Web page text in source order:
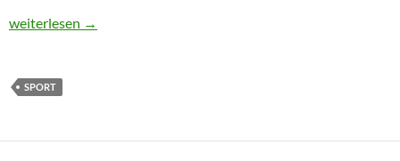
Impressionen zu Le Parkour im Sportunterricht der Schule am
weiterlesen →
SPORT